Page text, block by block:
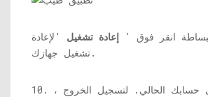
انقر فوق ' إعادة تشغيل 'لإعادة
تشغيل جهازك.
10. سيتم تسجيل دخولك تلقائيًا إلى حسابك الحالي. لتسجيل الخروج ،